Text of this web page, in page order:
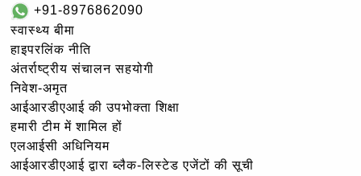
+91-8976862090
स्वास्थ्य बीमा
हाइपरलिंक नीति
अंतर्राष्ट्रीय संचालन सहयोगी
निवेश-अमृत
आईआरडीएआई की उपभोक्ता शिक्षा
हमारी टीम में शामिल हों
एलआईसी अधिनियम
आईआरडीएआई द्वारा ब्लैक-लिस्टेड एजेंटों की सूची